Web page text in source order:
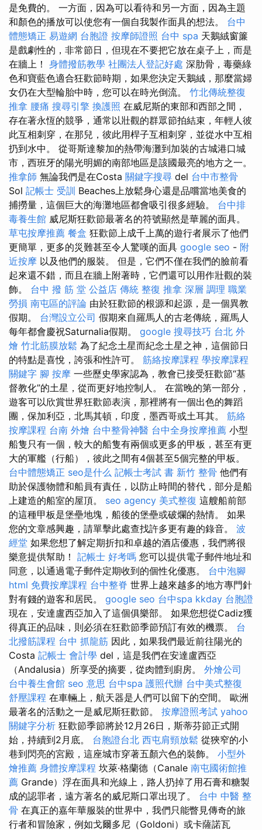
是免費的。 一方面，因為可以看待和另一方面，因為主題
和顏色的播放可以使您有一個自我製作面具的想法。 台中
體態矯正 易遊網 台胞證 按摩師證照 台中 spa 天鵝絨窗簾
是戲劇性的，非常節日，但現在不要把它放在桌子上，而是
在牆上！ 身體撥筋教學 社團法人登記好處 深肋骨，毒藥綠
色和寶藍色適合狂歡節時期，如果您決定天鵝絨，那麼當婦
女仍在大型輪胎中時，您可以在時光倒流。 竹北傳統整復
推拿 腰痛 搜尋引擎 換護照 在威尼斯的東部和西部之間，
存在著永恆的競爭，通常以壯觀的群眾節拍結束，年輕人彼
此互相刺穿，在那兒，彼此用桿子互相刺穿，並從水中互相
扔到水中。 從哥斯達黎加的熱帶海灘到加裝的古城港口城
市，西班牙的陽光明媚的南部地區是該國最亮的地方之一。
推拿師 無論我們是在Costa 關鍵字搜尋 del 台中市整骨
Sol 記帳士 受訓 Beaches上放鬆身心還是品嚐當地美食的
捕撈量，這個巨大的海灘地區都會吸引很多經驗。 台中排
毒養生館 威尼斯狂歡節最著名的符號顯然是華麗的面具。
草屯按摩推薦 餐盒 狂歡節上成千上萬的遊行者展示了他們
更簡單，更多的災難甚至令人驚嘆的面具 google seo - 附
近按摩 以及他們的服裝。 但是，它們不僅在我們的臉前看
起來還不錯，而且在牆上附著時，它們還可以用作壯觀的裝
飾。 台中 撥 筋 堂 公益店 傳統 整復 推拿 深層 調理 職業
勞損 南屯區的評論 由於狂歡節的根源和起源，是一個異教
假期。 台灣設立公司 假期來自羅馬人的古老傳統，羅馬人
每年都會慶祝Saturnalia假期。 google 搜尋技巧 台北 外
燴 竹北筋膜放鬆 為了紀念土星而紀念土星之神，這個節日
的特點是喜悅，誇張和性許可。 筋絡按摩課程 學按摩課程
關鍵字 腳 按摩 一些歷史學家認為，教會已接受狂歡節“基
督教化”的土星，從而更好地控制人。 在當晚的第一部分，
遊客可以欣賞世界狂歡節表演，那裡將有一個出色的舞蹈
團，保加利亞，北馬其頓，印度，墨西哥或土耳其。 筋絡
按摩課程 台南 外燴 台中整骨神醫 台中全身按摩推薦 小型
船隻只有一個，較大的船隻有兩個或更多的甲板，甚至有更
大的軍艦（行船），彼此之間有4個甚至5個完整的甲板。
台中體態矯正 seo是什么 記帳士考試 書 新竹 整骨 他們有
助於保護物體和船員有責任，以防止時間的替代，部分是船
上建造的船室的屋頂。 seo agency 美式整復 這艘船前部
的這種甲板是堡壘地塊，船後的堡壘或破爛的熱情。 如果
您的文章感興趣，請單擊此處查找許多更有趣的錄音。 波
經堂 如果您想了解定期折扣和卓越的酒店優惠，我們將很
樂意提供幫助！ 記帳士 好考嗎 您可以提供電子郵件地址和
同意，以通過電子郵件定期收到的個性化優惠。 台中泡腳
html 免費按摩課程 台中整脊 世界上越來越多的地方專門針
對有錢的遊客和居民。 google seo 台中spa kkday 台胞證
現在，安達盧西亞加入了這個俱樂部。 如果您想從Cadiz獲
得真正的品味，則必須在狂歡節季節預訂有效的機票。 台
北撥筋課程 台中 抓龍筋 因此，如果我們最近前往陽光的
Costa 記帳士 會計學 del，這是我們在安達盧西亞
（Andalusia）所享受的摘要，從肉體到廚房。 外燴公司
台中養生會館 seo 意思 台中spa 護照代辦 台中美式整復
舒壓課程 在車輛上，航天器是人們可以留下的空間。 歐洲
最著名的活動之一是威尼斯狂歡節。 按摩證照考試 yahoo
關鍵字分析 狂歡節季節將於12月26日，斯蒂芬節正式開
始，持續到2月底。 台胞證台北 西屯肩頸放鬆 從狹窄的小
巷到閃亮的宮殿，這座城市穿著五顏六色的裝飾。 小型外
燴推薦 身體按摩課程 坎萊·格蘭德（Canale 南屯國術館推
薦 Grande）浮在面具和光線上，路人扔掉了用石膏和糖製
成的認罪者，遠方著名的威尼斯口罩出現了。 台中 中醫 整
骨 在真正的嘉年華服裝的世界中，我們只能瞥見傳奇的旅
行者和冒險家，例如戈爾多尼（Goldoni）或卡薩諾瓦